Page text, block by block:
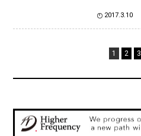
2017.3.10
1 2 3